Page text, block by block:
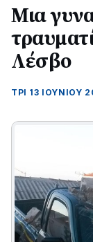
Μια
Λέσβο
ΤΡΊ 13 ΙΟΥΝΊΟΥ